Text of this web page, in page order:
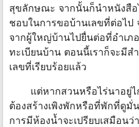
สุขลักษณะ จากนั้นก็นำหนังสื
ชอบในการขอบ้านเลขที่ต่อไป
จากผู้ใหญ่บ้านไปยื่นต่อที่อำเภ
ทะเบียนบ้าน ตอนนี้เราก็จะมีส
เลขที่เรียบร้อยแล้ว
แต่หากสวนหรือไร่นาอยู่ไ
ต้องสร้างเพิงพักหรือที่พักที่ดูมั่
การมีห้องน้ำจะเปรียบเสมือนว่